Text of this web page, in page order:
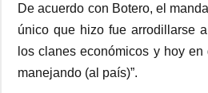
De acuerdo con Botero, el
único que hizo fue arrodillarse
los clanes económicos y hoy
manejando (al país)”.